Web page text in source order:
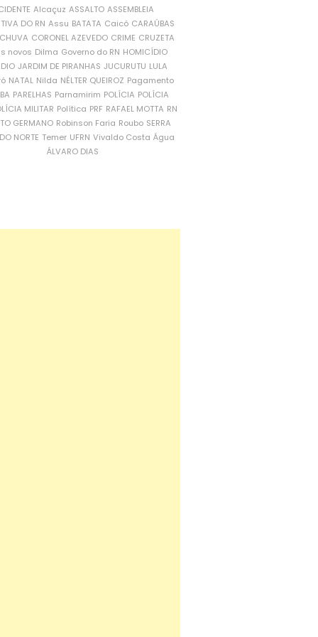
Alcaçuz ASSALTO ASSEMBLEIA
DO RN Assu BATATA Caicó CARAÚBAS
CORONEL AZEVEDO CRIME CRUZETA
novos Dilma Governo do RN HOMICÍDIO
JARDIM DE PIRANHAS JUCURUTU LULA
NATAL Nilda NÉLTER QUEIROZ Pagamento
PARELHAS Parnamirim POLÍCIA POLÍCIA
MILITAR Política PRF RAFAEL MOTTA RN
GERMANO Robinson Faria Roubo SERRA
NORTE Temer UFRN Vivaldo Costa Água
ÁLVARO DIAS